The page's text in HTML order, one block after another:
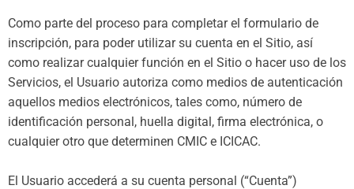
Como parte del proceso para completar el formulario de
inscripción, para poder utilizar su cuenta en el Sitio, así
como realizar cualquier función en el Sitio o hacer uso de los
Servicios, el Usuario autoriza como medios de autenticación
aquellos medios electrónicos, tales como, número de
identificación personal, huella digital, firma electrónica, o
cualquier otro que determinen CMIC e ICICAC.
El Usuario accederá a su cuenta personal (“Cuenta”)